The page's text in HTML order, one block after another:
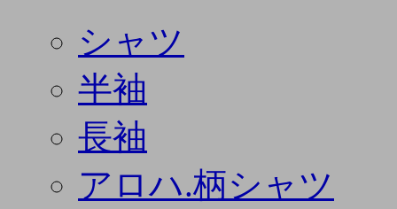
シャツ
半袖
長袖
アロハ.柄シャツ